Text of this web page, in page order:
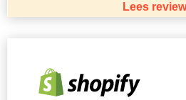
Lees review